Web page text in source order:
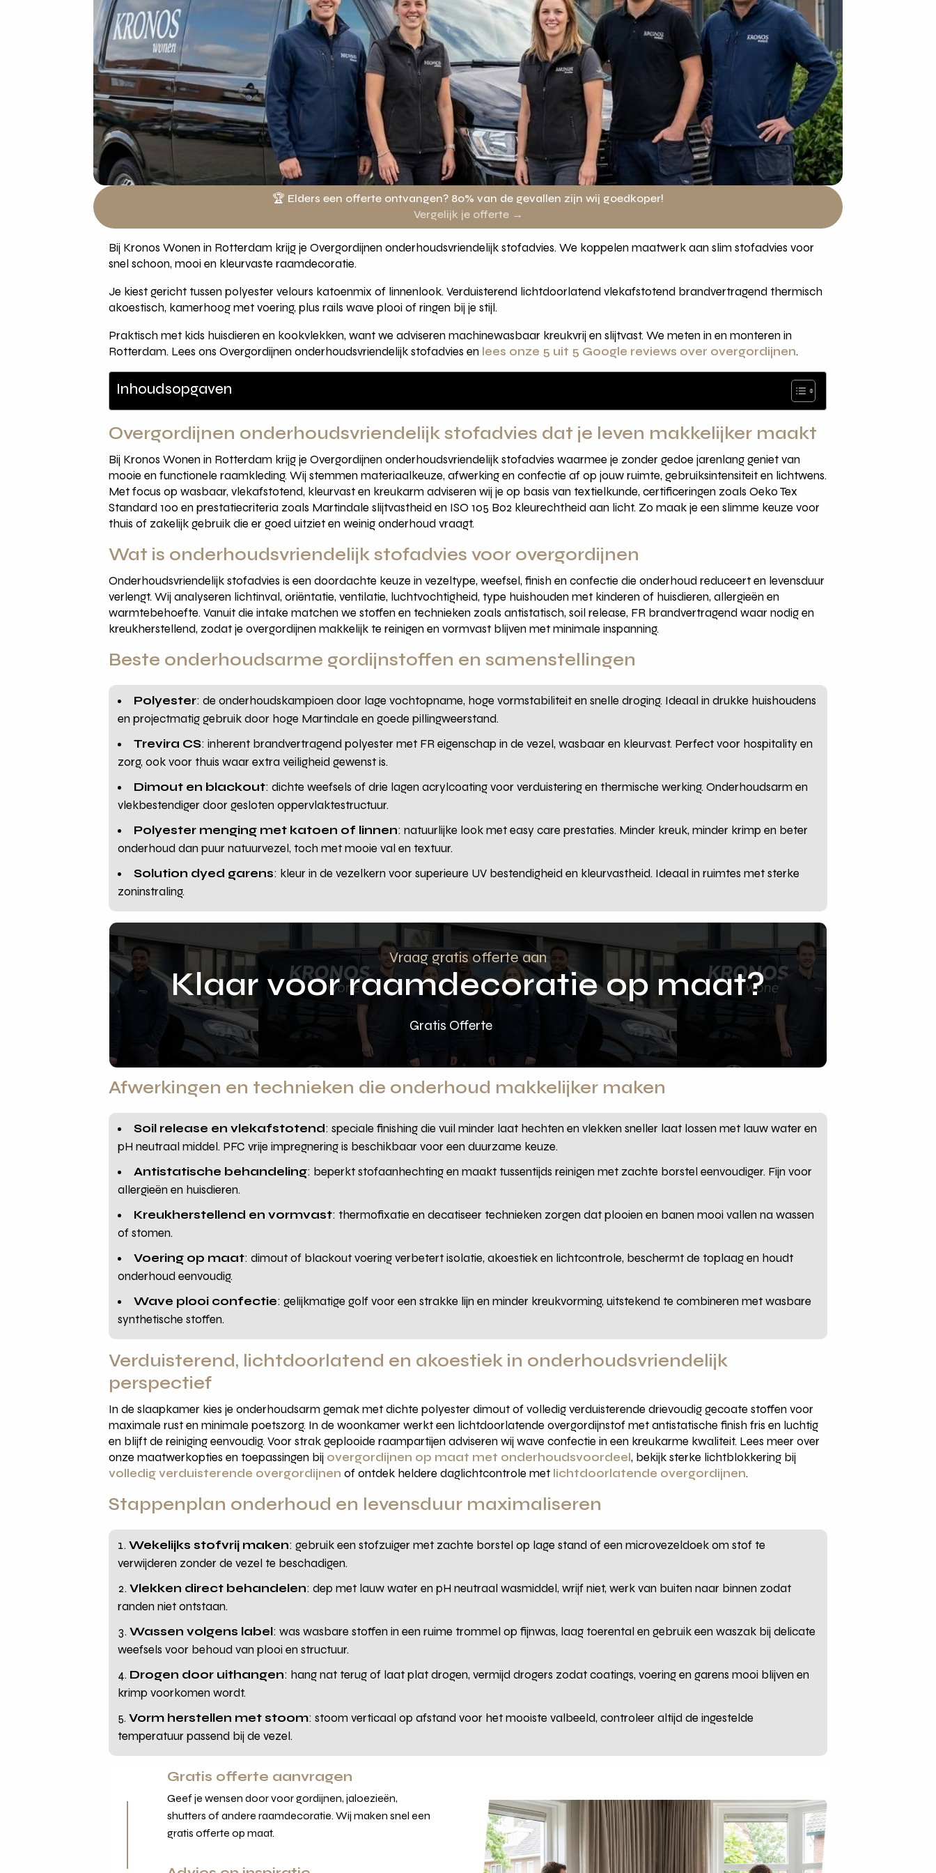
🏆 Elders een offerte ontvangen? 80% van de gevallen zijn wij goedkoper!
Vergelijk je offerte →
Bij Kronos Wonen in Rotterdam krijg je Overgordijnen onderhoudsvriendelijk stofadvies. We koppelen maatwerk aan slim stofadvies voor
snel schoon, mooi en kleurvaste raamdecoratie.
Je kiest gericht tussen polyester velours katoenmix of linnenlook. Verduisterend lichtdoorlatend vlekafstotend brandvertragend thermisch
akoestisch, kamerhoog met voering, plus rails wave plooi of ringen bij je stijl.
Praktisch met kids huisdieren en kookvlekken, want we adviseren machinewasbaar kreukvrij en slijtvast. We meten in en monteren in
Rotterdam. Lees ons Overgordijnen onderhoudsvriendelijk stofadvies en lees onze 5 uit 5 Google reviews over overgordijnen.
Inhoudsopgaven
Overgordijnen onderhoudsvriendelijk stofadvies dat je leven makkelijker maakt
Bij Kronos Wonen in Rotterdam krijg je Overgordijnen onderhoudsvriendelijk stofadvies waarmee je zonder gedoe jarenlang geniet van
mooie en functionele raamkleding. Wij stemmen materiaalkeuze, afwerking en confectie af op jouw ruimte, gebruiksintensiteit en lichtwens.
Met focus op wasbaar, vlekafstotend, kleurvast en kreukarm adviseren wij je op basis van textielkunde, certificeringen zoals Oeko Tex
Standard 100 en prestatiecriteria zoals Martindale slijtvastheid en ISO 105 B02 kleurechtheid aan licht. Zo maak je een slimme keuze voor
thuis of zakelijk gebruik die er goed uitziet en weinig onderhoud vraagt.
Wat is onderhoudsvriendelijk stofadvies voor overgordijnen
Onderhoudsvriendelijk stofadvies is een doordachte keuze in vezeltype, weefsel, finish en confectie die onderhoud reduceert en levensduur
verlengt. Wij analyseren lichtinval, oriëntatie, ventilatie, luchtvochtigheid, type huishouden met kinderen of huisdieren, allergieën en
warmtebehoefte. Vanuit die intake matchen we stoffen en technieken zoals antistatisch, soil release, FR brandvertragend waar nodig en
kreukherstellend, zodat je overgordijnen makkelijk te reinigen en vormvast blijven met minimale inspanning.
Beste onderhoudsarme gordijnstoffen en samenstellingen
Polyester: de onderhoudskampioen door lage vochtopname, hoge vormstabiliteit en snelle droging. Ideaal in drukke huishoudens
en projectmatig gebruik door hoge Martindale en goede pillingweerstand.
Trevira CS: inherent brandvertragend polyester met FR eigenschap in de vezel, wasbaar en kleurvast. Perfect voor hospitality en
zorg, ook voor thuis waar extra veiligheid gewenst is.
Dimout en blackout: dichte weefsels of drie lagen acrylcoating voor verduistering en thermische werking. Onderhoudsarm en
vlekbestendiger door gesloten oppervlaktestructuur.
Polyester menging met katoen of linnen: natuurlijke look met easy care prestaties. Minder kreuk, minder krimp en beter
onderhoud dan puur natuurvezel, toch met mooie val en textuur.
Solution dyed garens: kleur in de vezelkern voor superieure UV bestendigheid en kleurvastheid. Ideaal in ruimtes met sterke
zoninstraling.
Vraag gratis offerte aan
Klaar voor raamdecoratie op maat?
Gratis Offerte
Afwerkingen en technieken die onderhoud makkelijker maken
Soil release en vlekafstotend: speciale finishing die vuil minder laat hechten en vlekken sneller laat lossen met lauw water en
pH neutraal middel. PFC vrije impregnering is beschikbaar voor een duurzame keuze.
Antistatische behandeling: beperkt stofaanhechting en maakt tussentijds reinigen met zachte borstel eenvoudiger. Fijn voor
allergieën en huisdieren.
Kreukherstellend en vormvast: thermofixatie en decatiseer technieken zorgen dat plooien en banen mooi vallen na wassen
of stomen.
Voering op maat: dimout of blackout voering verbetert isolatie, akoestiek en lichtcontrole, beschermt de toplaag en houdt
onderhoud eenvoudig.
Wave plooi confectie: gelijkmatige golf voor een strakke lijn en minder kreukvorming, uitstekend te combineren met wasbare
synthetische stoffen.
Verduisterend, lichtdoorlatend en akoestiek in onderhoudsvriendelijk
perspectief
In de slaapkamer kies je onderhoudsarm gemak met dichte polyester dimout of volledig verduisterende drievoudig gecoate stoffen voor
maximale rust en minimale poetszorg. In de woonkamer werkt een lichtdoorlatende overgordijnstof met antistatische finish fris en luchtig
en blijft de reiniging eenvoudig. Voor strak geplooide raampartijen adviseren wij wave confectie in een kreukarme kwaliteit. Lees meer over
onze maatwerkopties en toepassingen bij overgordijnen op maat met onderhoudsvoordeel, bekijk sterke lichtblokkering bij
volledig verduisterende overgordijnen of ontdek heldere daglichtcontrole met lichtdoorlatende overgordijnen.
Stappenplan onderhoud en levensduur maximaliseren
Wekelijks stofvrij maken: gebruik een stofzuiger met zachte borstel op lage stand of een microvezeldoek om stof te
verwijderen zonder de vezel te beschadigen.
Vlekken direct behandelen: dep met lauw water en pH neutraal wasmiddel, wrijf niet, werk van buiten naar binnen zodat
randen niet ontstaan.
Wassen volgens label: was wasbare stoffen in een ruime trommel op fijnwas, laag toerental en gebruik een waszak bij delicate
weefsels voor behoud van plooi en structuur.
Drogen door uithangen: hang nat terug of laat plat drogen, vermijd drogers zodat coatings, voering en garens mooi blijven en
krimp voorkomen wordt.
Vorm herstellen met stoom: stoom verticaal op afstand voor het mooiste valbeeld, controleer altijd de ingestelde
temperatuur passend bij de vezel.
Gratis offerte aanvragen
Geef je wensen door voor gordijnen, jaloezieën,
shutters of andere raamdecoratie. Wij maken snel een
gratis offerte op maat.